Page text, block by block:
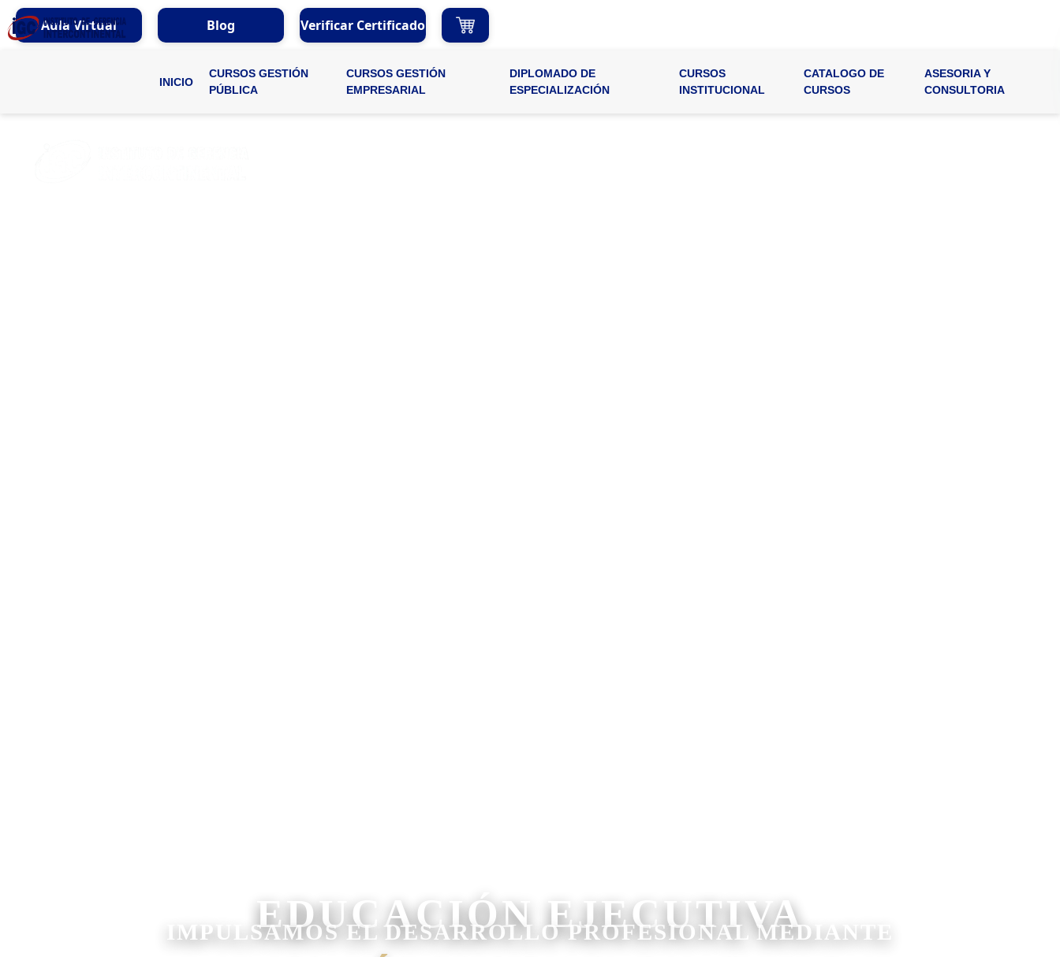
Aula Virtual Blog Verificar Certificado
INICIO
CURSOS GESTIÓN
PÚBLICA
CURSOS GESTIÓN
EMPRESARIAL
DIPLOMADO DE
ESPECIALIZACIÓN
CURSOS
INSTITUCIONAL
CATALOGO DE
CURSOS
ASESORIA Y
CONSULTORIA
IMPULSAMOS EL DESARROLLO PROFESIONAL MEDIANTE